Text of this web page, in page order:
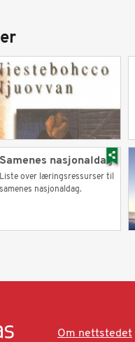
Samenes nasjonaldag
Liste over læringsressurser til
samenes nasjonaldag.
Om nettstedet